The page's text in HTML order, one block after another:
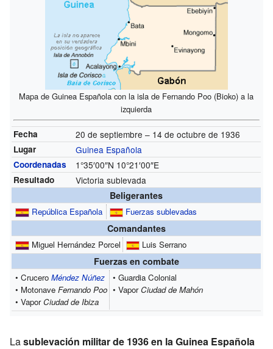
Mapa de Guinea Española con la isla de Fernando Poo (Bioko) a la
izquierda
Fecha 20 de septiembre – 14 de octubre de 1936
Lugar Guinea Española
Coordenadas 1°35′00″N 10°21′00″E
Resultado
Victoria sublevada
Beligerantes
República Española Fuerzas sublevadas
Comandantes
Miguel Hernández Porcel Luis Serrano
Fuerzas en combate
• Crucero Méndez Núñez
• Motonave Fernando Poo
• VaporCiudad de Ibiza
• Guardia Colonial
• VaporCiudad de Mahón
Lasublevación militar de 1936 en la Guinea Española